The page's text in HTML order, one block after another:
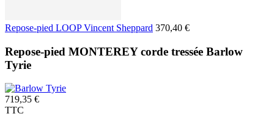
Repose-pied LOOP Vincent Sheppard 370,40 €
Repose-pied MONTEREY corde tressée Barlow
Tyrie
719,35 €
TTC